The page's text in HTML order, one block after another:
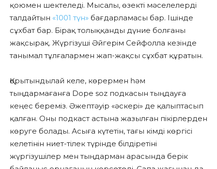
қоюмен шектеледі. Мысалы, өзекті мәселелерді
талдайтын «1001 түн» бағдарламасы бар. Ішінде
сұхбат бар. Бірақ толыққанды дүние болғаны
жақсырақ. Жүргізуші Әйгерім Сейфолла кезінде
танымал тұлғалармен жап-жақсы сұхбат құратын.
Қорытындылай келе, көрермен һәм
тыңдармағанға Dope soz подкасын тыңдауға
кеңес береміз. Әжептәуір «әскері» де қалыптасып
қалған. Оны подкаст астына жазылған пікірлерден
көруге болады. Асыға күтетін, тағы кімді көргісі
келетінін ниет-тілек түрінде білдіретіні
жүргізушілер мен тыңдарман арасында берік